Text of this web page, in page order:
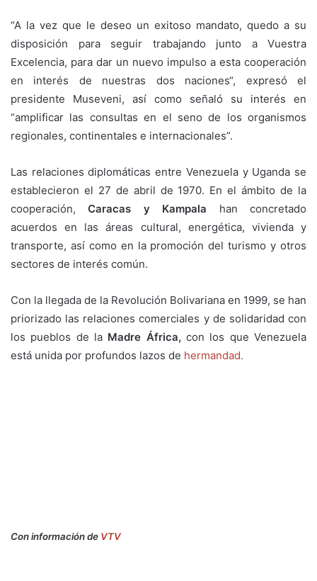
“A la vez que le deseo un exitoso mandato, quedo a su
disposición para seguir trabajando junto a Vuestra
Excelencia, para dar un nuevo impulso a esta cooperación
en interés de nuestras dos naciones“, expresó el
presidente Museveni, así como señaló su interés en
“amplificar las consultas en el seno de los organismos
regionales, continentales e internacionales”.
Las relaciones diplomáticas entre Venezuela y Uganda se
establecieron el 27 de abril de 1970. En el ámbito de la
cooperación,Caracas y Kampala han concretado
acuerdos en las áreas cultural, energética, vivienda y
transporte, así como en la promoción del turismo y otros
sectores de interés común.
Con la llegada de la Revolución Bolivariana en 1999, se han
priorizado las relaciones comerciales y de solidaridad con
los pueblos de la Madre África, con los que Venezuela
está unida por profundos lazos de hermandad.
Con información de VTV